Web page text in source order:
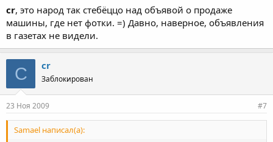
cr, это народ так стебёццо над объявой о продаже
машины, где нет фотки. =) Давно, наверное, объявления
в газетах не видели.
C cr
Заблокирован
23 Ноя 2009 #7
Samael написал(а):